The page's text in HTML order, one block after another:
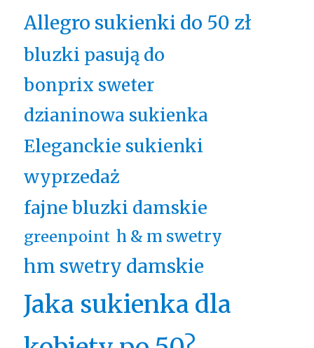
Allegro sukienki do 50 zł
bluzki pasują do
bonprix sweter
dzianinowa sukienka
Eleganckie sukienki
wyprzedaż
fajne bluzki damskie
greenpoint h & m swetry
hm swetry damskie
Jaka sukienka dla